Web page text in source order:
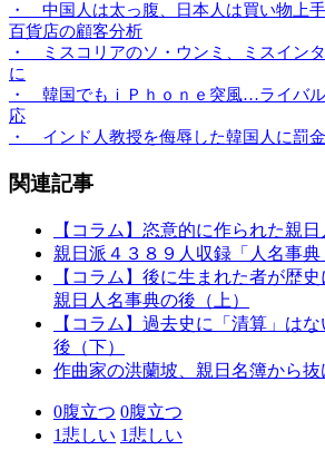
・ 中国人は太っ腹、日本人は買い物上
百貨店の顧客分析
・ ミスコリアのソ・ウンミ、ミスイン
に
・ 韓国でもｉＰｈｏｎｅ突風…ライバ
応
・ インド人教授を侮辱した韓国人に罰金
関連記事
【コラム】恣意的に作られた親
親日派４３８９人収録「人名事典
【コラム】後に生まれた者が歴
親日人名事典の後（上）
【コラム】過去史に「清算」は
後（下）
作曲家の洪蘭坡、親日名簿から抜
0腹立つ 0腹立つ
1悲しい 1悲しい